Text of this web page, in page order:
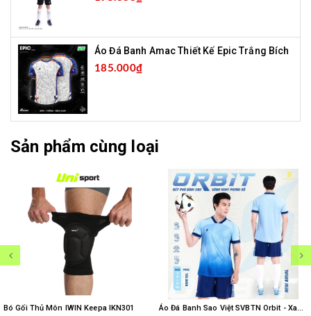
Áo Đá Banh Amac Thiết Kế Epic Trắng Bích
185.000₫
Sản phẩm cùng loại
Bó Gối Thủ Môn IWIN Keepa IKN301 Áo Đá Banh Sao Việt SVBTN Orbit - Xanh Biển